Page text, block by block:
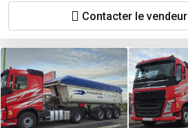
Contacter le vendeur